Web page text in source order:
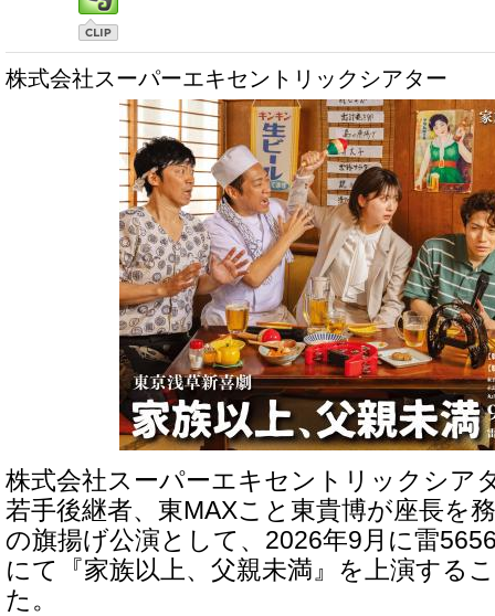
株式会社スーパーエキセントリックシアター
株式会社スーパーエキセントリックシア
若手後継者、東MAXこと東貴博が座長を
の旗揚げ公演として、2026年9月に雷
にて『家族以上、父親未満』を上演する
た。